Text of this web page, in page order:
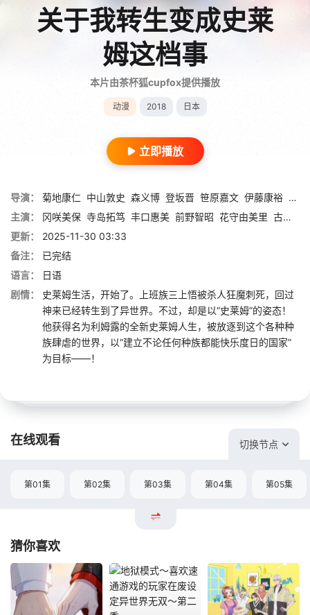
关于我转生变成史莱
姆这档事
本片由茶杯狐cupfox提供播放
动漫 2018 日本
立即播放
导演： 菊地康仁 中山敦史 森义博 登坂晋 笹原嘉文 伊藤康裕 井
主演：
冈咲美保 寺岛拓笃 丰口惠美 前野智昭 花守由美里 古川慎
更新：
2025-11-30 03:33
备注：
已完结
语言：
日语
剧情：
史莱姆生活，开始了。上班族三上悟被杀人狂魔刺死，回过
神来已经转生到了异世界。不过，却是以“史莱姆”的姿态！
他获得名为利姆露的全新史莱姆人生，被放逐到这个各种种
族肆虐的世界，以“建立不论任何种族都能快乐度日的国家”
为目标——！
在线观看 切换节点
第01集 第02集 第03集 第04集 第05集
猜你喜欢